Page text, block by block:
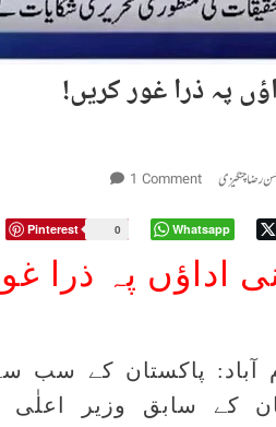
پہ ذرا غور کریں!
رضا چنگیزی 1 Comment
On
اداؤں
کریں!
Pinterest 0 Whatsapp
اداؤں پہ ذرا
آباد: پاکستان کے سب
کے سابق وزیر اعلٰی